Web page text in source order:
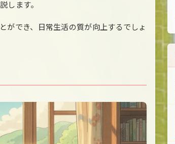
します。
ができ、日常生活の質が向上するでしょ